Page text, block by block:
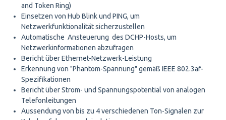
and Token Ring)
Einsetzen von Hub Blink und PING, um
Netzwerkfunktionalität sicherzustellen
Automatische Ansteuerung des DCHP-Hosts, um
Netzwerkinformationen abzufragen
Bericht über Ethernet-Netzwerk-Leistung
Erkennung von "Phantom-Spannung" gemäß IEEE 802.3af-
Spezifikationen
Bericht über Strom- und Spannungspotential von analogen
Telefonleitungen
Aussendung von bis zu 4 verschiedenen Ton-Signalen zur